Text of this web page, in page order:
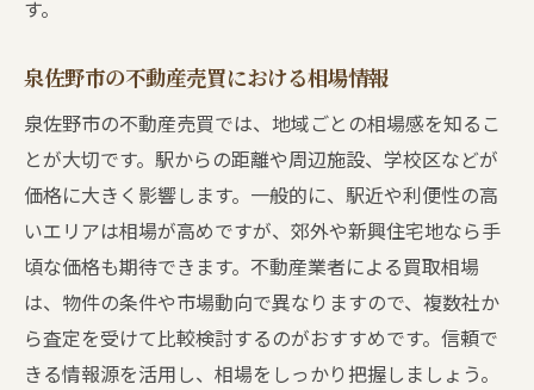
す。
泉佐野市の不動産売買における相場情報
泉佐野市の不動産売買では、地域ごとの相場感を知るこ
とが大切です。駅からの距離や周辺施設、学校区などが
価格に大きく影響します。一般的に、駅近や利便性の高
いエリアは相場が高めですが、郊外や新興住宅地なら手
頃な価格も期待できます。不動産業者による買取相場
は、物件の条件や市場動向で異なりますので、複数社か
ら査定を受けて比較検討するのがおすすめです。信頼で
きる情報源を活用し、相場をしっかり把握しましょう。